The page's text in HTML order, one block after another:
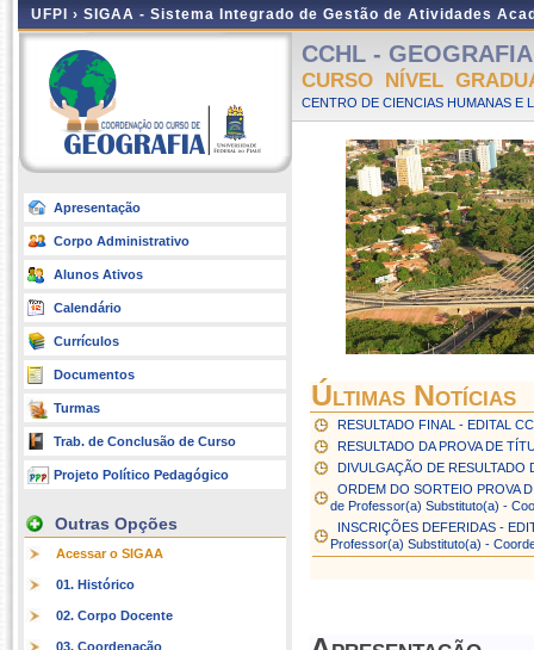
UFPI › SIGAA - Sistema Integrado de Gestão de Atividades
Apresentação
Corpo Administrativo
Alunos Ativos
Calendário
Currículos
Documentos
Turmas
Trab. de Conclusão de Curso
Projeto Político Pedagógico
Outras Opções
Acessar o SIGAA
01. Histórico
02. Corpo Docente
03. Coordenação
CCHL -
CURSO NÍVEL
CENTRO DE CIENCIAS HUMANAS E
Últimas Notícias
RESULTADO FINAL - EDITAL
RESULTADO DA PROVA DE
DIVULGAÇÃO DE RESULTADO
ORDEM DO SORTEIO PROVA
de Professor(a) Substituto(a) -
INSCRIÇÕES DEFERIDAS -
Professor(a) Substituto(a) -